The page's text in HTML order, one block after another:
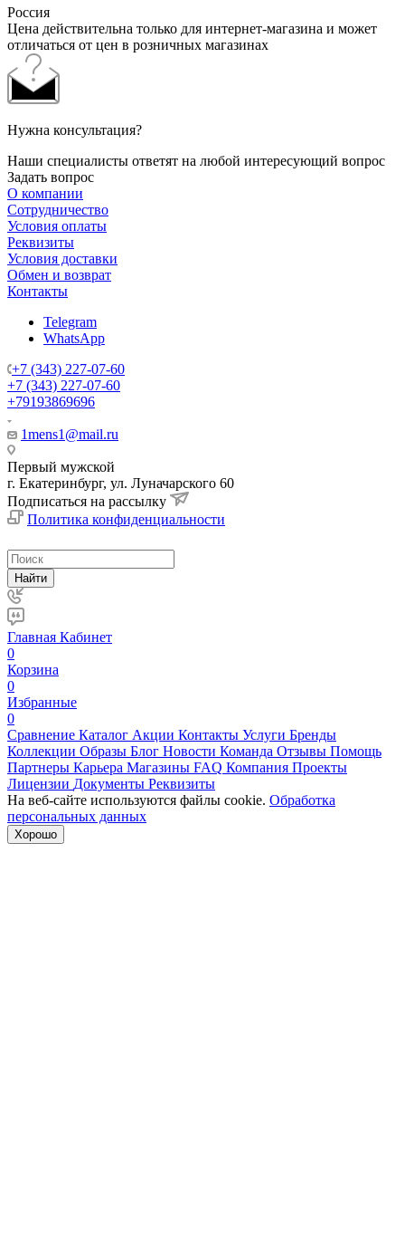
Россия
Цена действительна только для интернет-магазина и может
отличаться от цен в розничных магазинах
Нужна консультация?
Наши специалисты ответят на любой интересующий вопрос
Задать вопрос
О компании
Сотрудничество
Условия оплаты
Реквизиты
Условия доставки
Обмен и возврат
Контакты
Telegram
WhatsApp
+7 (343) 227-07-60
+7 (343) 227-07-60
+79193869696
1mens1@mail.ru
Первый мужской
г. Екатеринбург, ул. Луначарского 60
Подписаться на рассылку
Политика конфиденциальности
Найти
Главная Кабинет
0
Корзина
0
Избранные
0
Сравнение Каталог Акции Контакты Услуги Бренды
Коллекции Образы Блог Новости Команда Отзывы Помощь
Партнеры Карьера Магазины FAQ Компания Проекты
Лицензии Документы Реквизиты
На веб-сайте используются файлы cookie. Обработка
персональных данных
Хорошо